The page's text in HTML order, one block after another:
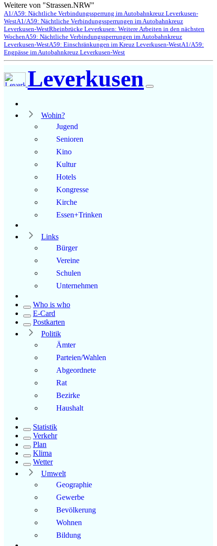
Weitere von "Strassen.NRW"
A1/A59: Nächtliche Verbindungssperrung im Autobahnkreuz Leverkusen-
WestA1/A59: Nächtliche Verbindungssperrungen im Autobahnkreuz
Leverkusen-WestRheinbrücke Leverkusen: Weitere Arbeiten in den nächsten
WochenA59: Nächtliche Verbindungssperrungen im Autobahnkreuz
Leverkusen-WestA59: Einschränkungen im Kreuz Leverkusen-WestA1/A59:
Engpässe im Autobahnkreuz Leverkusen-West
Leverkusen
Wohin?
Jugend
Senioren
Kino
Kultur
Hotels
Kongresse
Kirche
Essen+Trinken
Links
Bürger
Vereine
Schulen
Unternehmen
Who is who
E-Card
Postkarten
Politik
Ämter
Parteien/Wahlen
Abgeordnete
Rat
Bezirke
Haushalt
Statistik
Verkehr
Plan
Klima
Wetter
Umwelt
Geographie
Gewerbe
Bevölkerung
Wohnen
Bildung